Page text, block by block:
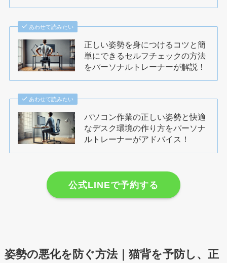
あわせて読みたい
正しい姿勢を身につけるコツと簡
単にできるセルフチェックの方法
をパーソナルトレーナーが解説！
あわせて読みたい
パソコン作業の正しい姿勢と快適
なデスク環境の作り方をパーソナ
ルトレーナーがアドバイス！
公式LINEで予約する
姿勢の悪化を防ぐ方法｜猫背を予防し、正